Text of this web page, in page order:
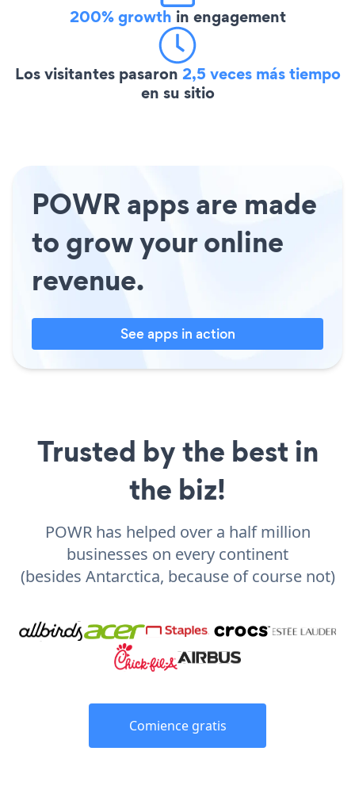
200% growth in engagement
Los visitantes pasaron 2,5 veces más tiempo
en su sitio
POWR apps are made
to grow your online
revenue.
See apps in action
Trusted by the best in
the biz!
POWR has helped over a half million
businesses on every continent
(besides Antarctica, because of course not)
Comience gratis